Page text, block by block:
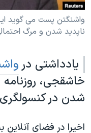
گالری عکس
آرشیو پخش زنده
اعتراضات زن، زندگی،
مجموعه مستندهای
دادگاه حمید نوری
چهل سال گروگان‌گیری
قانون شفافیت دارائی
اعتراضات مردمی آبان ۹۸
واشنگتن پست می گوید
ناپدید شدن و مرگ
یادداشتی در
خاشقجی،
شدن در کنسولگری